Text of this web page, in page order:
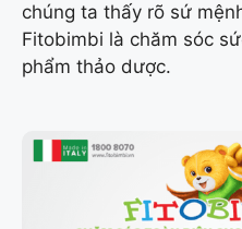
chúng ta thấy rõ sứ
Fitobimbi là chăm sóc
phẩm thảo dược.